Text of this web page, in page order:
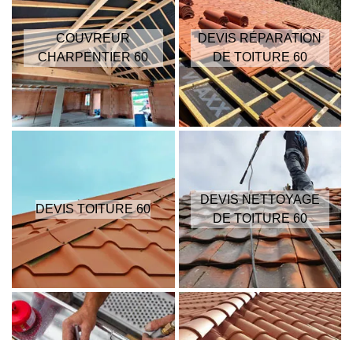
COUVREUR
CHARPENTIER 60
DEVIS RÉPARATION
DE TOITURE 60
DEVIS TOITURE 60
DEVIS NETTOYAGE
DE TOITURE 60